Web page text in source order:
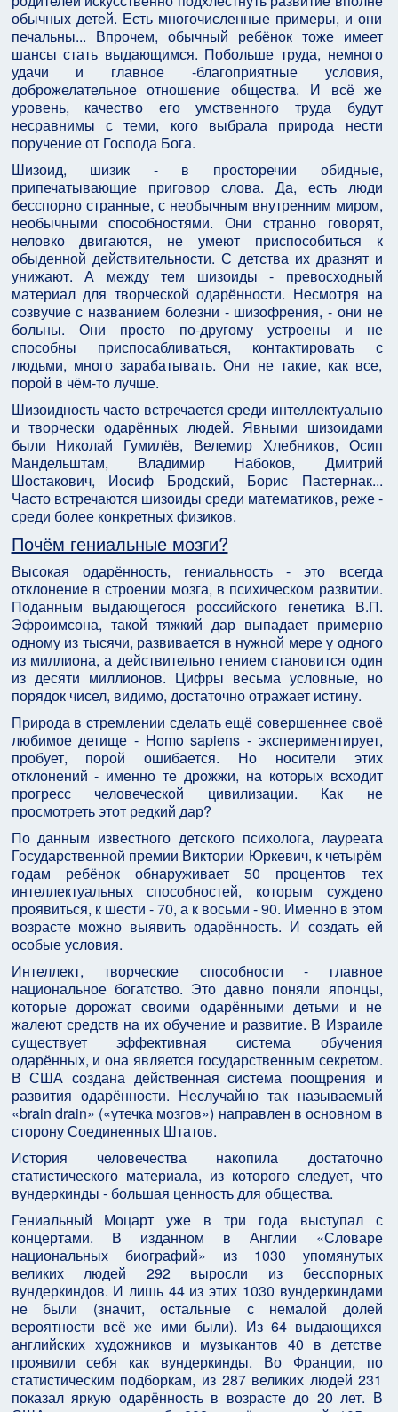
обычных детей. Есть многочисленные примеры, и они
печальны... Впрочем, обычный ребёнок тоже имеет
шансы стать выдающимся. Побольше труда, немного
удачи и главное -благоприятные условия,
доброжелательное отношение общества. И всё же
уровень, качество его умственного труда будут
несравнимы с теми, кого выбрала природа нести
поручение от Господа Бога.
Шизоид, шизик - в просторечии обидные,
припечатывающие приговор слова. Да, есть люди
бесспорно странные, с необычным внутренним миром,
необычными способностями. Они странно говорят,
неловко двигаются, не умеют приспособиться к
обыденной действительности. С детства их дразнят и
унижают. А между тем шизоиды - превосходный
материал для творческой одарённости. Несмотря на
созвучие с названием болезни - шизофрения, - они не
больны. Они просто по-другому устроены и не
способны приспосабливаться, контактировать с
людьми, много зарабатывать. Они не такие, как все,
порой в чём-то лучше.
Шизоидность часто встречается среди интеллектуально
и творчески одарённых людей. Явными шизоидами
были Николай Гумилёв, Велемир Хлебников, Осип
Мандельштам, Владимир Набоков, Дмитрий
Шостакович, Иосиф Бродский, Борис Пастернак...
Часто встречаются шизоиды среди математиков, реже -
среди более конкретных физиков.
Почём гениальные мозги?
Высокая одарённость, гениальность - это всегда
отклонение в строении мозга, в психическом развитии.
Поданным выдающегося российского генетика В.П.
Эфроимсона, такой тяжкий дар выпадает примерно
одному из тысячи, развивается в нужной мере у одного
из миллиона, а действительно гением становится один
из десяти миллионов. Цифры весьма условные, но
порядок чисел, видимо, достаточно отражает истину.
Природа в стремлении сделать ещё совершеннее своё
любимое детище - Homo sapiens - экспериментирует,
пробует, порой ошибается. Но носители этих
отклонений - именно те дрожжи, на которых всходит
прогресс человеческой цивилизации. Как не
просмотреть этот редкий дар?
По данным известного детского психолога, лауреата
Государственной премии Виктории Юркевич, к четырём
годам ребёнок обнаруживает 50 процентов тех
интеллектуальных способностей, которым суждено
проявиться, к шести - 70, а к восьми - 90. Именно в этом
возрасте можно выявить одарённость. И создать ей
особые условия.
Интеллект, творческие способности - главное
национальное богатство. Это давно поняли японцы,
которые дорожат своими одарёнными детьми и не
жалеют средств на их обучение и развитие. В Израиле
существует эффективная система обучения
одарённых, и она является государственным секретом.
В США создана действенная система поощрения и
развития одарённости. Неслучайно так называемый
«brain drain» («утечка мозгов») направлен в основном в
сторону Соединенных Штатов.
История человечества накопила достаточно
статистического материала, из которого следует, что
вундеркинды - большая ценность для общества.
Гениальный Моцарт уже в три года выступал с
концертами. В изданном в Англии «Словаре
национальных биографий» из 1030 упомянутых
великих людей 292 выросли из бесспорных
вундеркиндов. И лишь 44 из этих 1030 вундеркиндами
не были (значит, остальные с немалой долей
вероятности всё же ими были). Из 64 выдающихся
английских художников и музыкантов 40 в детстве
проявили себя как вундеркинды. Во Франции, по
статистическим подборкам, из 287 великих людей 231
показал яркую одарённость в возрасте до 20 лет. В